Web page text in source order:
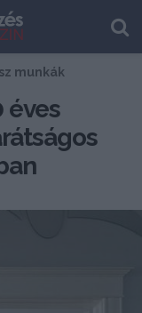
munkák
éves